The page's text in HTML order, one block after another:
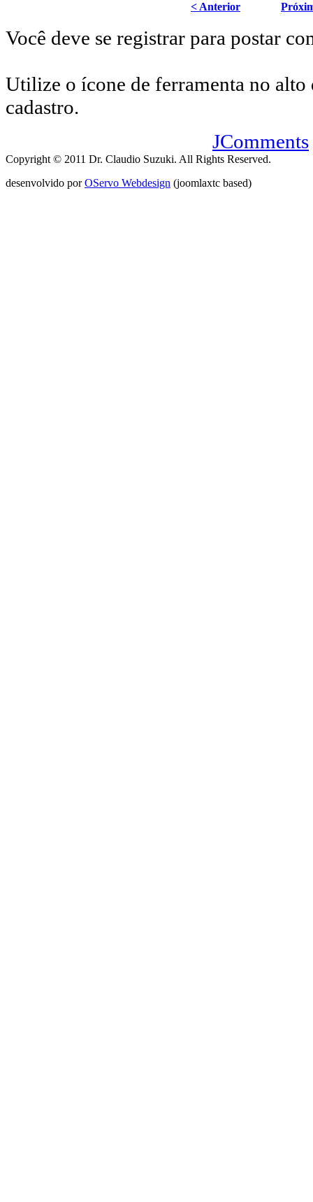
< Anterior
Você deve se registrar para postar
Utilize o ícone de ferramenta no alto
cadastro.
JComments
Copyright © 2011 Dr. Claudio Suzuki. All Rights Reserved.
desenvolvido porOServo Webdesign (joomlaxtc based)